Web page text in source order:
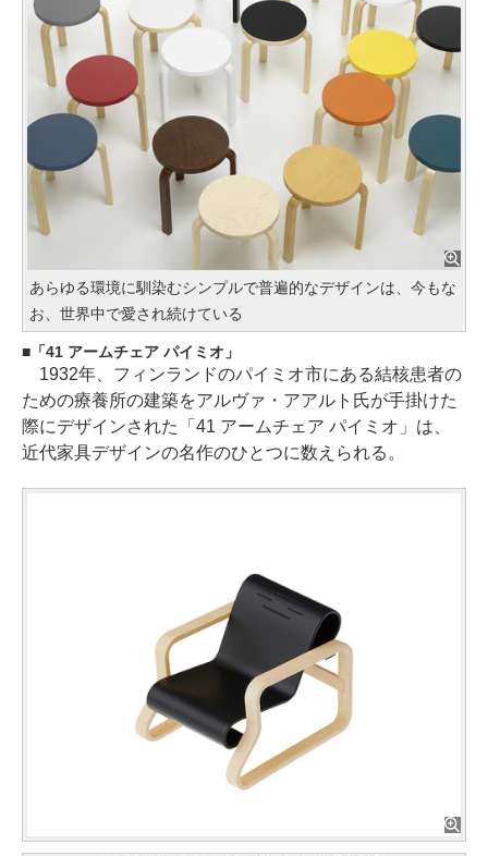
あらゆる環境に馴染むシンプルで普遍的なデザインは、今もな
お、世界中で愛され続けている
「41 アームチェア パイミオ」
1932年、フィンランドのパイミオ市にある結核患者の
ための療養所の建築をアルヴァ・アアルト氏が手掛けた
際にデザインされた「41 アームチェア パイミオ」は、
近代家具デザインの名作のひとつに数えられる。